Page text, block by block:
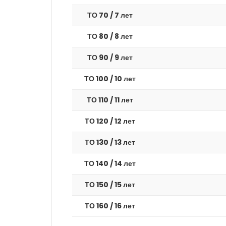
ТО 70 / 7 лет
ТО 80 / 8 лет
ТО 90 / 9 лет
ТО 100 / 10 лет
ТО 110 / 11 лет
ТО 120 / 12 лет
ТО 130 / 13 лет
ТО 140 / 14 лет
ТО 150 / 15 лет
ТО 160 / 16 лет